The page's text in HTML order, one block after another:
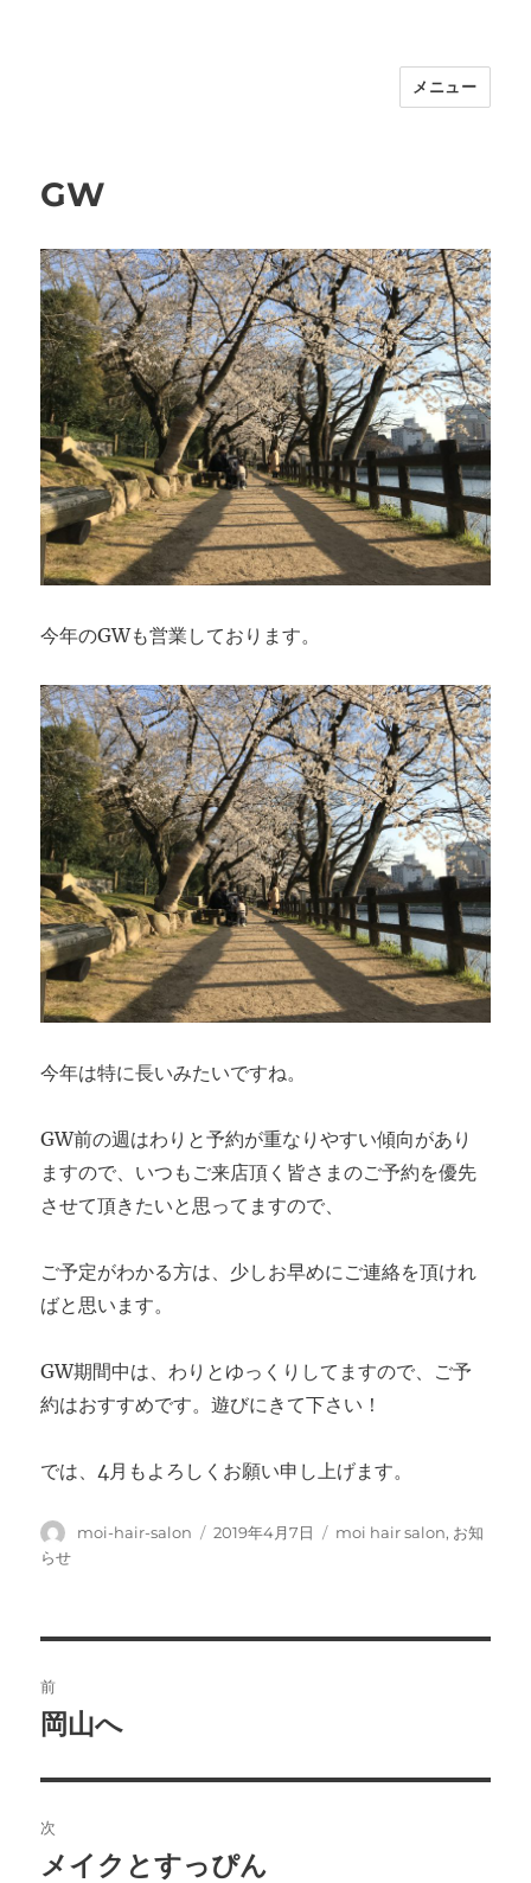
福岡｜天神/今泉/薬院の美容室｜moi
フィシャルサイト｜福岡天神エリアで
100％ハナヘナ｜湯シャン｜
メニュー
GW
今年のGWも営業しております。
今年は特に長いみたいですね。
GW前の週はわりと予約が重なりやすい傾向があり
ますので、いつもご来店頂く皆さまのご予約を優先
させて頂きたいと思ってますので、
ご予定がわかる方は、少しお早めにご連絡を頂けれ
ばと思います。
GW期間中は、わりとゆっくりしてますので、ご予
約はおすすめです。遊びにきて下さい！
では、4月もよろしくお願い申し上げます。
投
moi-hair-salon
投
2019年4月7日
カ
moi hair salon, お知
らせ
稿
ビ
ゲ
前
前
投
稿:
岡山へ
次
次
メイクとすっぴん